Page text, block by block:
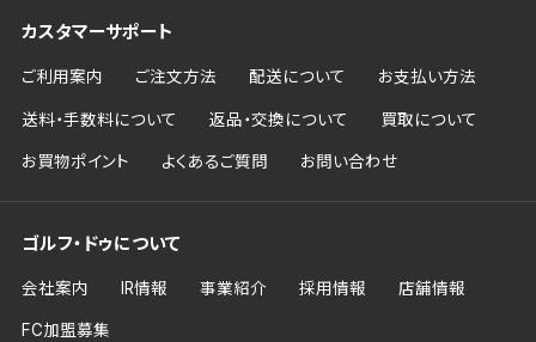
カスタマーサポート
ご利用案内 ご注文方法 配送について お支払い方法
送料・手数料について 返品・交換について 買取について
お買物ポイント よくあるご質問 お問い合わせ
ゴルフ・ドゥについて
会社案内 IR情報 事業紹介 採用情報 店舗情報
FC加盟募集